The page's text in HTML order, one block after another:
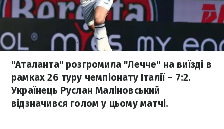
"Аталанта" розгромила "Лечче" на виїзді в
рамках 26 туру чемпіонату Італії – 7:2.
Українець Руслан Маліновський
відзначився голом у цьому матчі.